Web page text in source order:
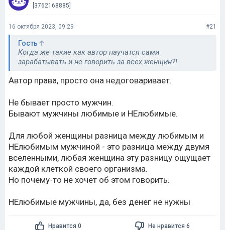
[3762168885]
16 октября 2023, 09:29 #21
Гость
Когда же такие как автор научатся сами
зарабатывать и не говорить за всех женщин?!
Автор права, просто она недоговаривает.
Не бывает просто мужчин.
Бывают мужчины любимые и НЕлюбимые.
Для любой женщины разница между любимым и
НЕлюбимым мужчиной - это разница между двумя
вселенными, любая женщина эту разницу ощущает
каждой клеткой своего организма.
Но почему-то не хочет об этом говорить.
НЕлюбимые мужчины, да, без денег не нужны
Нравится 0 Не нравится 6